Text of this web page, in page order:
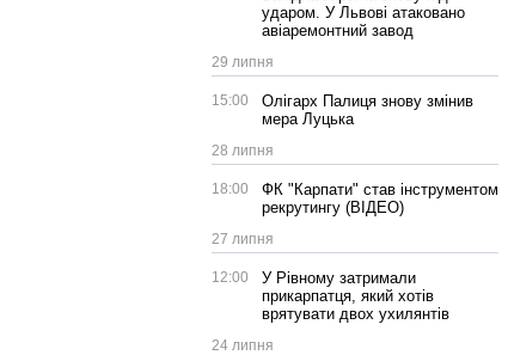
ударом. У Львові атаковано
авіаремонтний завод
29 липня
15:00
Олігарх Палиця знову змінив
мера Луцька
28 липня
18:00
ФК "Карпати" став інструментом
рекрутингу (ВІДЕО)
27 липня
12:00
У Рівному затримали
прикарпатця, який хотів
врятувати двох ухилянтів
24 липня